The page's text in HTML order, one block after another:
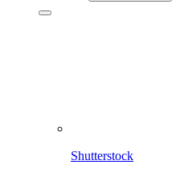
Shutterstock